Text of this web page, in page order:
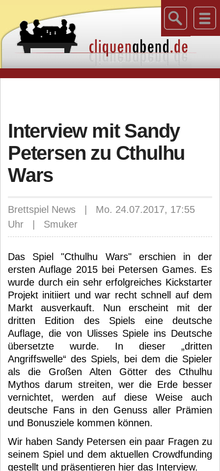
Interview mit Sandy
Petersen zu Cthulhu
Wars
Brettspiel News | Mo. 24.07.2017, 17:55
Uhr | Smuker
Das Spiel "Cthulhu Wars" erschien in der
ersten Auflage 2015 bei Petersen Games. Es
wurde durch ein sehr erfolgreiches Kickstarter
Projekt initiiert und war recht schnell auf dem
Markt ausverkauft. Nun erscheint mit der
dritten Edition des Spiels eine deutsche
Auflage, die von Ulisses Spiele ins Deutsche
übersetzte wurde. In dieser „dritten
Angriffswelle“ des Spiels, bei dem die Spieler
als die Großen Alten Götter des Cthulhu
Mythos darum streiten, wer die Erde besser
vernichtet, werden auf diese Weise auch
deutsche Fans in den Genuss aller Prämien
und Bonusziele kommen können.
Wir haben Sandy Petersen ein paar Fragen zu
seinem Spiel und dem aktuellen Crowdfunding
gestellt und präsentieren hier das Interview.